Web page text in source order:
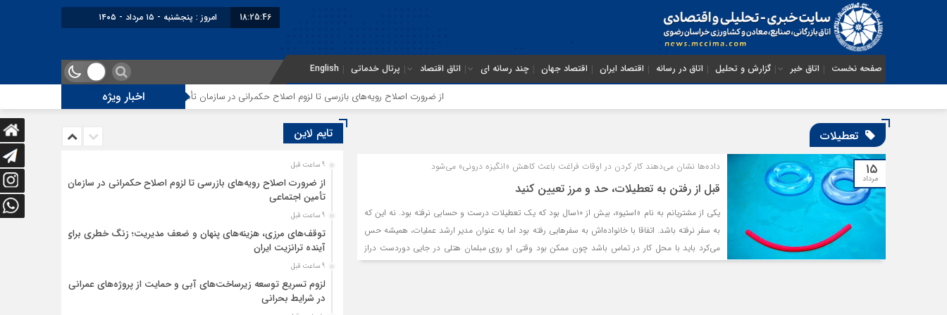
18:25:46 امروز : پنجشنبه - ۱۵ مرداد - ۱۴۰۵
صفحه نخست اتاق خبر گزارش و تحلیل اتاق در رسانه اقتصاد ایران اقتصاد جهان چند رسانه ای اتاق اقتصاد پرتال خدماتی English
اخبار ویژه از ضرورت اصلاح رویه‌های بازرسی تا لزوم اصلاح حکمرانی در سازمان تأمین اجتماعی توقف‌های مرزی، هزینه‌های
تعطیلات
۱۵
مرداد
داده‏‏‌ها نشان می‏‏‌دهند کار کردن در اوقات فراغت باعث کاهش «انگیزه درونی» می‌شود
قبل از رفتن به تعطیلات، حد و مرز تعیین کنید
یکی از مشتریانم به نام «استیو»، بیش از ۱۰سال بود که یک تعطیلات درست و حسابی نرفته بود. نه این که
به سفر نرفته باشد. اتفاقا با خانواده‏‏‌اش به سفرهایی رفته بود اما به عنوان مدیر ارشد عملیات، همیشه حس
می‏‏‌کرد باید با محل کار در تماس باشد چون ممکن بود وقتی او روی مبلمان هتلی در جایی دوردست دراز
کشیده، یک کار فوری پیش بیاید. به همین علت، هر روز صبح و غروب ایمیل‏‏‌هایش را چک می‏‏‌کرد، در
تایم لاین
9 ساعت قبل
از ضرورت اصلاح رویه‌های بازرسی تا لزوم اصلاح حکمرانی در سازمان
تأمین اجتماعی
9 ساعت قبل
توقف‌های مرزی، هزینه‌های پنهان و ضعف مدیریت؛ زنگ خطری برای
آینده ترانزیت ایران
9 ساعت قبل
لزوم تسریع توسعه زیرساخت‌های آبی و حمایت از پروژه‌های عمرانی
در شرایط بحرانی